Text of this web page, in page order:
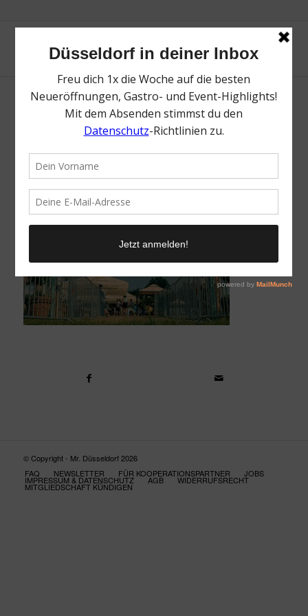
Beachclub am Medienhafen | Heimaturlaub
Topliste | Foto: Beachclub am Medienhafen
© Copyright - Mr. Düsseldorf 2026
FAQ
NEWSLETTER FÜR KOOPERATIONSPARTNER JOBS
IMPRESSUM & DATENSCHUTZ AGB WIDERRUFSRECHT
MITGLIEDSCHAFT KÜNDIGEN